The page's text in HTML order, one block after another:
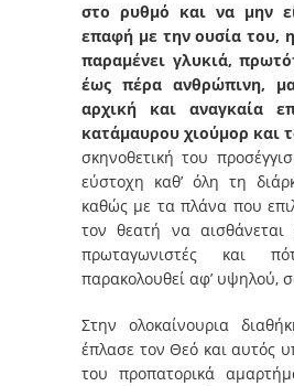
στο ρυθμό και να μην
επαφή με την ουσία του,
παραμένει γλυκιά,
έως πέρα ανθρώπινη,
αρχική και αναγκαία
κατάμαυρου χιούμορ και
σκηνοθετική του
εύστοχη καθ’ όλη τη
καθώς με τα πλάνα που
τον θεατή να
πρωταγωνιστές και
παρακολουθεί αφ’ υψηλού,
Στην ολοκαίνουρια
έπλασε τον Θεό και αυτός
του προπατορικά